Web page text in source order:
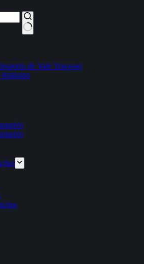
de Vale Travesso
feminino